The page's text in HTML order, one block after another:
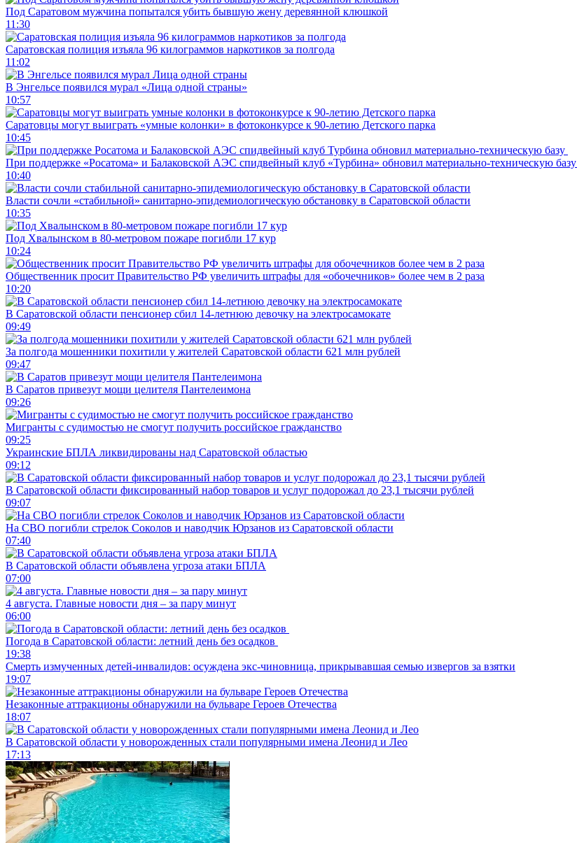
Под Саратовом мужчина попытался убить бывшую жену деревянной клюшкой
11:30
Саратовская полиция изъяла 96 килограммов наркотиков за полгода
11:02
В Энгельсе появился мурал «Лица одной страны»
10:57
Саратовцы могут выиграть «умные колонки» в фотоконкурсе к 90-летию Детского парка
10:45
При поддержке «Росатома» и Балаковской АЭС спидвейный клуб «Турбина» обновил материально-техническую базу
10:40
Власти сочли «стабильной» санитарно-эпидемиологическую обстановку в Саратовской области
10:35
Под Хвалынском в 80-метровом пожаре погибли 17 кур
10:24
Общественник просит Правительство РФ увеличить штрафы для «обочечников» более чем в 2 раза
10:20
В Саратовской области пенсионер сбил 14-летнюю девочку на электросамокате
09:49
За полгода мошенники похитили у жителей Саратовской области 621 млн рублей
09:47
В Саратов привезут мощи целителя Пантелеимона
09:26
Мигранты с судимостью не смогут получить российское гражданство
09:25
Украинские БПЛА ликвидированы над Саратовской областью
09:12
В Саратовской области фиксированный набор товаров и услуг подорожал до 23,1 тысячи рублей
09:07
На СВО погибли стрелок Соколов и наводчик Юрзанов из Саратовской области
07:40
В Саратовской области объявлена угроза атаки БПЛА
07:00
4 августа. Главные новости дня – за пару минут
06:00
Погода в Саратовской области: летний день без осадков
19:38
Смерть измученных детей-инвалидов: осуждена экс-чиновница, прикрывавшая семью извергов за взятки
19:07
Незаконные аттракционы обнаружили на бульваре Героев Отечества
18:07
В Саратовской области у новорожденных стали популярными имена Леонид и Лео
17:13